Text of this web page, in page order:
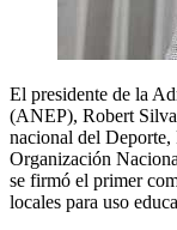
El presidente de la
(ANEP), Robert
nacional del Deporte,
Organización
se firmó el primer
locales para uso